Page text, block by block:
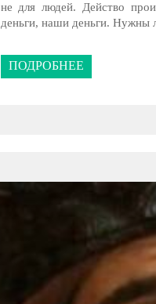
не для людей. Действо
деньги, наши деньги. Нужны
ПОДРОБНЕЕ